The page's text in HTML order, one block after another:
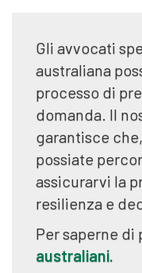
Gli avvocati
australiana
processo di
domanda. Il
garantisce
possiate
assicurarvi la
resilienza e
Per saperne di
australiani.